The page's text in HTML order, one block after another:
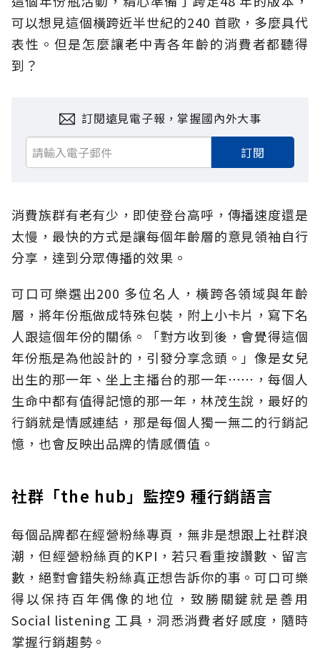
可以想見這個橫跨近半世紀的240 首歌，多麼具代
表性。但是怎麼讓老中青各年齡的消費者都聽得
到？
訂閱遠見電子報，掌握國內外大事
訂閱
消費族群有老有少，即使登台高呼，傳播速度還是
太慢，最快的方式是讓每個年齡層的意見領袖自行
分享，達到分眾傳播的效果。
可口可樂選出200 多位名人，橫跨各領域與年齡
層，將年份瓶做成特殊包裝，附上小卡片，寫下名
人跟這個年份的關係。「對方收到後，會覺得這個
年份瓶是為他設計的，引發分享念頭。」像是女兒
出生的那一年、坐上主播台的那一年⋯⋯，每個人
生命中都有值得記憶的那一年，林茂生說，最好的
行銷就是情感連結，那是每個人獨一無二的行銷記
憶，也會反映出品牌的情感價值。
社群「the hub」監控9 種行銷語言
每個品牌都在經營粉絲專頁，無非是想跟上社群浪
潮，但經營粉絲頁的KPI，若只看重按讚數、留言
數，絕對會錯失粉絲真正想告訴你的事。可口可樂
得以保持百年偶像的地位，致勝關鍵就是善用
Social listening 工具，洞悉消費者好感度，隨時
掌握行銷趨勢。